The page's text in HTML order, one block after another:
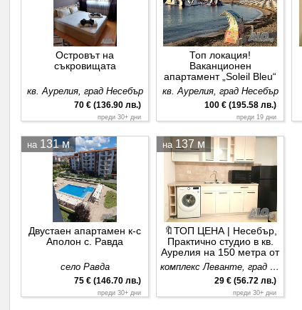
70 € (136.90 лв.)
преди 30+ дни
Островът на
съкровищата
кв. Аурелия, град Несебър
100 € (195.58 лв.)
преди 19 дни
Топ локация!
Ваканционен
апартамент „Soleil Bleu“
с морска гледка, на
метри от плаж Аурелия
кв. Аурелия, град Несебър
75 € (146.70 лв.)
преди 30+ дни
на 131 м
Двустаен апартамен к-с
Аполон с. Равда
село Равда
29 € (56.72 лв.)
преди 30+ дни
на 137 м
🔖ТОП ЦЕНА | Несебър,
Практично студио в кв.
Аурелия на 150 метра от
плажа Олимпийски
надежди
комплекс Леванте, град Несебър